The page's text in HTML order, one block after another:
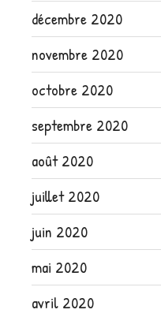
décembre 2020
novembre 2020
octobre 2020
septembre 2020
août 2020
juillet 2020
juin 2020
mai 2020
avril 2020